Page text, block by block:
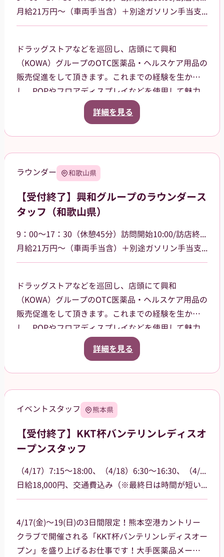
月給21万円～（車両手当含）＋別途ガソリン手当支給 その他手当あり
ドラッグストアなどを巡回し、店頭にて興和
（KOWA）グループのOTC医薬品・ヘルスケア用品の
販売促進をして頂きます。これまでの経験を生か
し、POPやフロアディスプレイなどを使用して魅力
的な売場作りをお願いします。また、商品や稼働に
関する研修などは、事前に担当者から数日間行いま
岐阜県岐阜市、大垣市を中心に、周辺エリアなども
詳細を見る
ラウンダー 和歌山県
【受付終了】興和グループのラウンダース
タッフ（和歌山県）
9：00～17：30（休憩45分）訪問開始10:00/訪店終了17:00
月給21万円～（車両手当含）＋別途ガソリン手当支給 その他手当あり
ドラッグストアなどを巡回し、店頭にて興和
（KOWA）グループのOTC医薬品・ヘルスケア用品の
販売促進をして頂きます。これまでの経験を生か
し、POPやフロアディスプレイなどを使用して魅力
的な売場作りをお願いします。また、商品や稼働に
関する研修などは、事前に担当者から数日間行いま
和歌山市を中心に一部有田市、
す。
詳細を見る
イベントスタッフ 熊本県
【受付終了】KKT杯バンテリンレディスオ
ープンスタッフ
（4/17）7:15～18:00、（4/18）6:30～16:30、（4/19）6:30～15:00
日給18,000円、交通費込み（※最終日は時間が短いため16,000円）
4/17(金)～19(日)の3日間限定！熊本空港カントリー
クラブで開催される「KKT杯バンテリンレディスオー
プン」を盛り上げるお仕事です！大手医薬品メーカ